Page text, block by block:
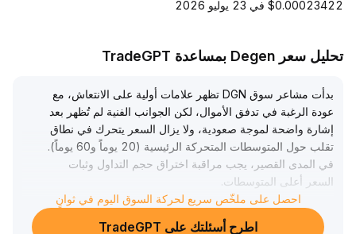
$0.00023422 في 23 يوليو 2026
تحليل سعر Degen بمساعدة TradeGPT
بدأت مشاعر سوق DGN تظهر علامات أولية على الانتعاش، مع
عودة الرغبة في تدفق الأموال، لكن الجوانب الفنية لم تُظهر بعد
إشارة واضحة لموجة صعودية، ولا يزال السعر يتحرك في نطاق
تقلب حول المتوسطات المتحركة الرئيسية (20 يوماً و60 يوماً)
.
في المدى القصير، يجب مراقبة اختراق حجم التداول وثبات
السعر أعلى المتوسطات
من الناحية الاستراتيجية، يُنصح المستثمرون بالتركيز على مناطق
المقاومة التي تتكون من القمة السابقة والمتوسطات المتحركة
احصل على ملخّص سريع لحركة السوق اليوم في ثوانٍ
اطرح أسئلتك على TradeGPT